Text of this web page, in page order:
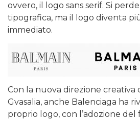
ovvero, il logo sans serif. Si
tipografica, ma il logo diventa
immediato.
Con la nuova direzione creativa
Gvasalia, anche Balenciaga ha
proprio logo, con l’adozione del